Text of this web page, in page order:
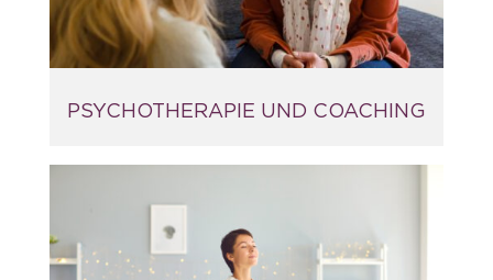
PSYCHOTHERAPIE UND COACHING